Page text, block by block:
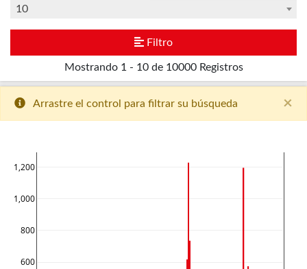
Mostrando 1 - 10 de 10000 Registros
10
Filtro
×
Arrastre el control para filtrar su búsqueda
600
800
1,000
1,200